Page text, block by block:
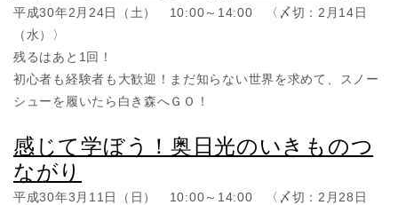
平成30年2月24日（土） 10:00～14:00 〈〆切：2月14日
（水）〉
残るはあと1回！
初心者も経験者も大歓迎！まだ知らない世界を求めて、スノー
シューを履いたら白き森へＧＯ！
感じて学ぼう！奥日光のいきものつ
ながり
平成30年3月11日（日） 10:00～14:00 〈〆切：2月28日